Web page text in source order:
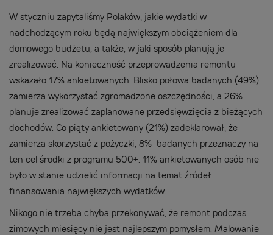
W styczniu zapytaliśmy Polaków, jakie wydatki w
nadchodzącym roku będą największym obciążeniem dla
domowego budżetu, a także, w jaki sposób planują je
zrealizować. Na konieczność przeprowadzenia remontu
wskazało 17% ankietowanych. Blisko połowa badanych (49%)
zamierza wykorzystać zgromadzone oszczędności, a 26%
planuje zrealizować zaplanowane przedsięwzięcia z bieżących
dochodów. Co piąty ankietowany (21%) zadeklarował, że
zamierza skorzystać z pożyczki, 8% badanych przeznaczy na
ten cel środki z programu 500+. 11% ankietowanych osób nie
było w stanie udzielić informacji na temat źródeł
finansowania największych wydatków.
Nikogo nie trzeba chyba przekonywać, że remont podczas
zimowych miesięcy nie jest najlepszym pomysłem. Malowanie